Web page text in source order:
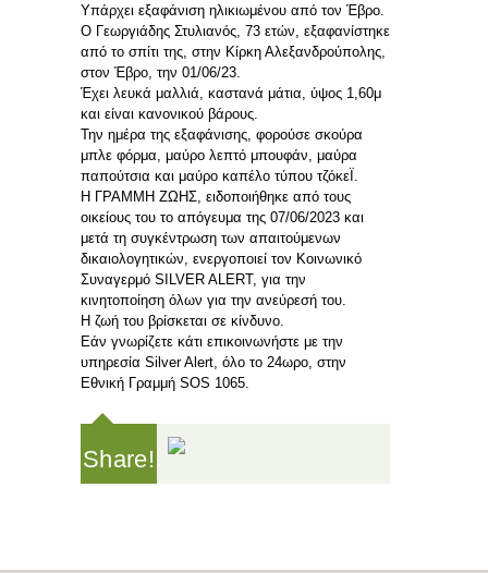
Υπάρχει εξαφάνιση ηλικιωμένου από τον Έβρο.
Ο Γεωργιάδης Στυλιανός, 73 ετών, εξαφανίστηκε
από το σπίτι της, στην Κίρκη Αλεξανδρούπολης,
στον Έβρο, την 01/06/23.
Έχει λευκά μαλλιά, καστανά μάτια, ύψος 1,60μ
και είναι κανονικού βάρους.
Την ημέρα της εξαφάνισης, φορούσε σκούρα
μπλε φόρμα, μαύρο λεπτό μπουφάν, μαύρα
παπούτσια και μαύρο καπέλο τύπου τζόκεΪ.
Η ΓΡΑΜΜΗ ΖΩΗΣ, ειδοποιήθηκε από τους
οικείους του το απόγευμα της 07/06/2023 και
μετά τη συγκέντρωση των απαιτούμενων
δικαιολογητικών, ενεργοποιεί τον Κοινωνικό
Συναγερμό SILVER ALERT, για την
κινητοποίηση όλων για την ανεύρεσή του.
Η ζωή του βρίσκεται σε κίνδυνο.
Εάν γνωρίζετε κάτι επικοινωνήστε με την
υπηρεσία Silver Alert, όλο το 24ωρο, στην
Εθνική Γραμμή SOS 1065.
Share!